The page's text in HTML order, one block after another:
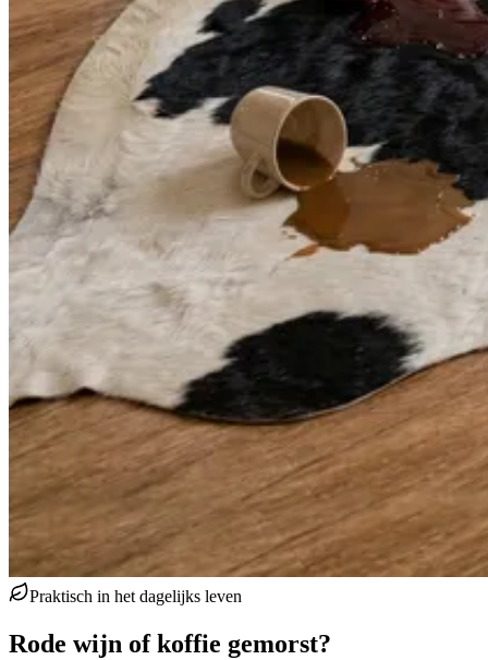
Praktisch in het dagelijks leven
Rode wijn of koffie gemorst?